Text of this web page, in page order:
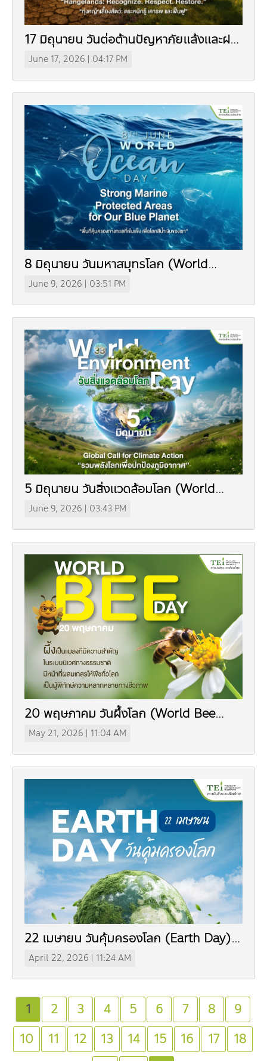
17 มิถุนายน วันต่อต้านปัญหาภัยแล้งและฝน
แล้งของโลก
June 17, 2026 | 04:17 PM
8 มิถุนายน วันมหาสมุทรโลก (World
Ocean Day)
June 9, 2026 | 03:51 PM
5 มิถุนายน วันสิ่งแวดล้อมโลก (World
Environment Day)
June 9, 2026 | 03:43 PM
20 พฤษภาคม วันผึ้งโลก (World Bee
Day)
May 21, 2026 | 11:04 AM
22 เมษายน วันคุ้มครองโลก (Earth Day)
(In Thai)
April 22, 2026 | 11:24 AM
1 2 3 4 5 6 7 8
9
10
11 12 13 14 15 16 17
18